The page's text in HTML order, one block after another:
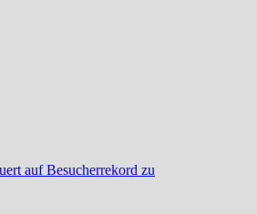
auf Besucherrekord zu